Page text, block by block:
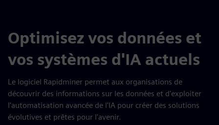
Optimisez vos données et
vos systèmes d'IA actuels
Le logiciel Rapidminer permet aux organisations de
découvrir des informations sur les données et d'exploiter
l'automatisation avancée de l'IA pour créer des solutions
évolutives et prêtes pour l'avenir.